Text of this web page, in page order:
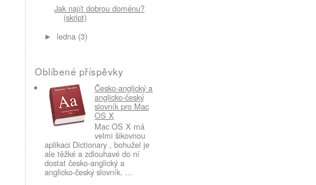
Jak najít dobrou doménu?
(skript)
► ledna (3)
Oblíbené příspěvky
Česko-anglický a
anglicko-český
slovník pro Mac
OS X
Mac OS X má
velmi šikovnou
aplikaci Dictionary , bohužel je
ale těžké a zdlouhavé do ní
dostat česko-anglický a
anglicko-český slovník. ...